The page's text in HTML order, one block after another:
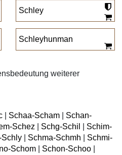
Schley
Schleyhunman
weiterer
Schaa-Scham
Schan-
Schez Schg-Schil
Schim-
Schly Schma-Schmh
Schmi-
Schom Schon-Schoo